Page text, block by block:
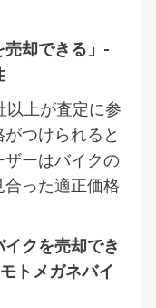
却できる」-
以上が査定に参
つけられると
ーはバイクの
った適正価格
クを売却でき
トメガネバイ